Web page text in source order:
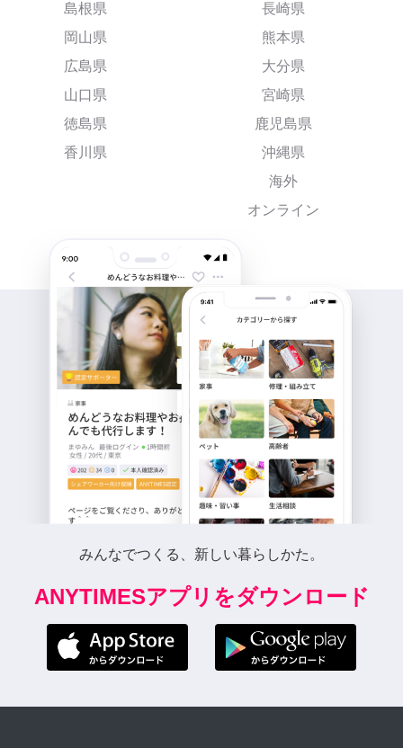
島根県
岡山県
広島県
山口県
徳島県
香川県
長崎県
熊本県
大分県
宮崎県
鹿児島県
沖縄県
海外
オンライン
みんなでつくる、新しい暮らしかた。
ANYTIMESアプリをダウンロード